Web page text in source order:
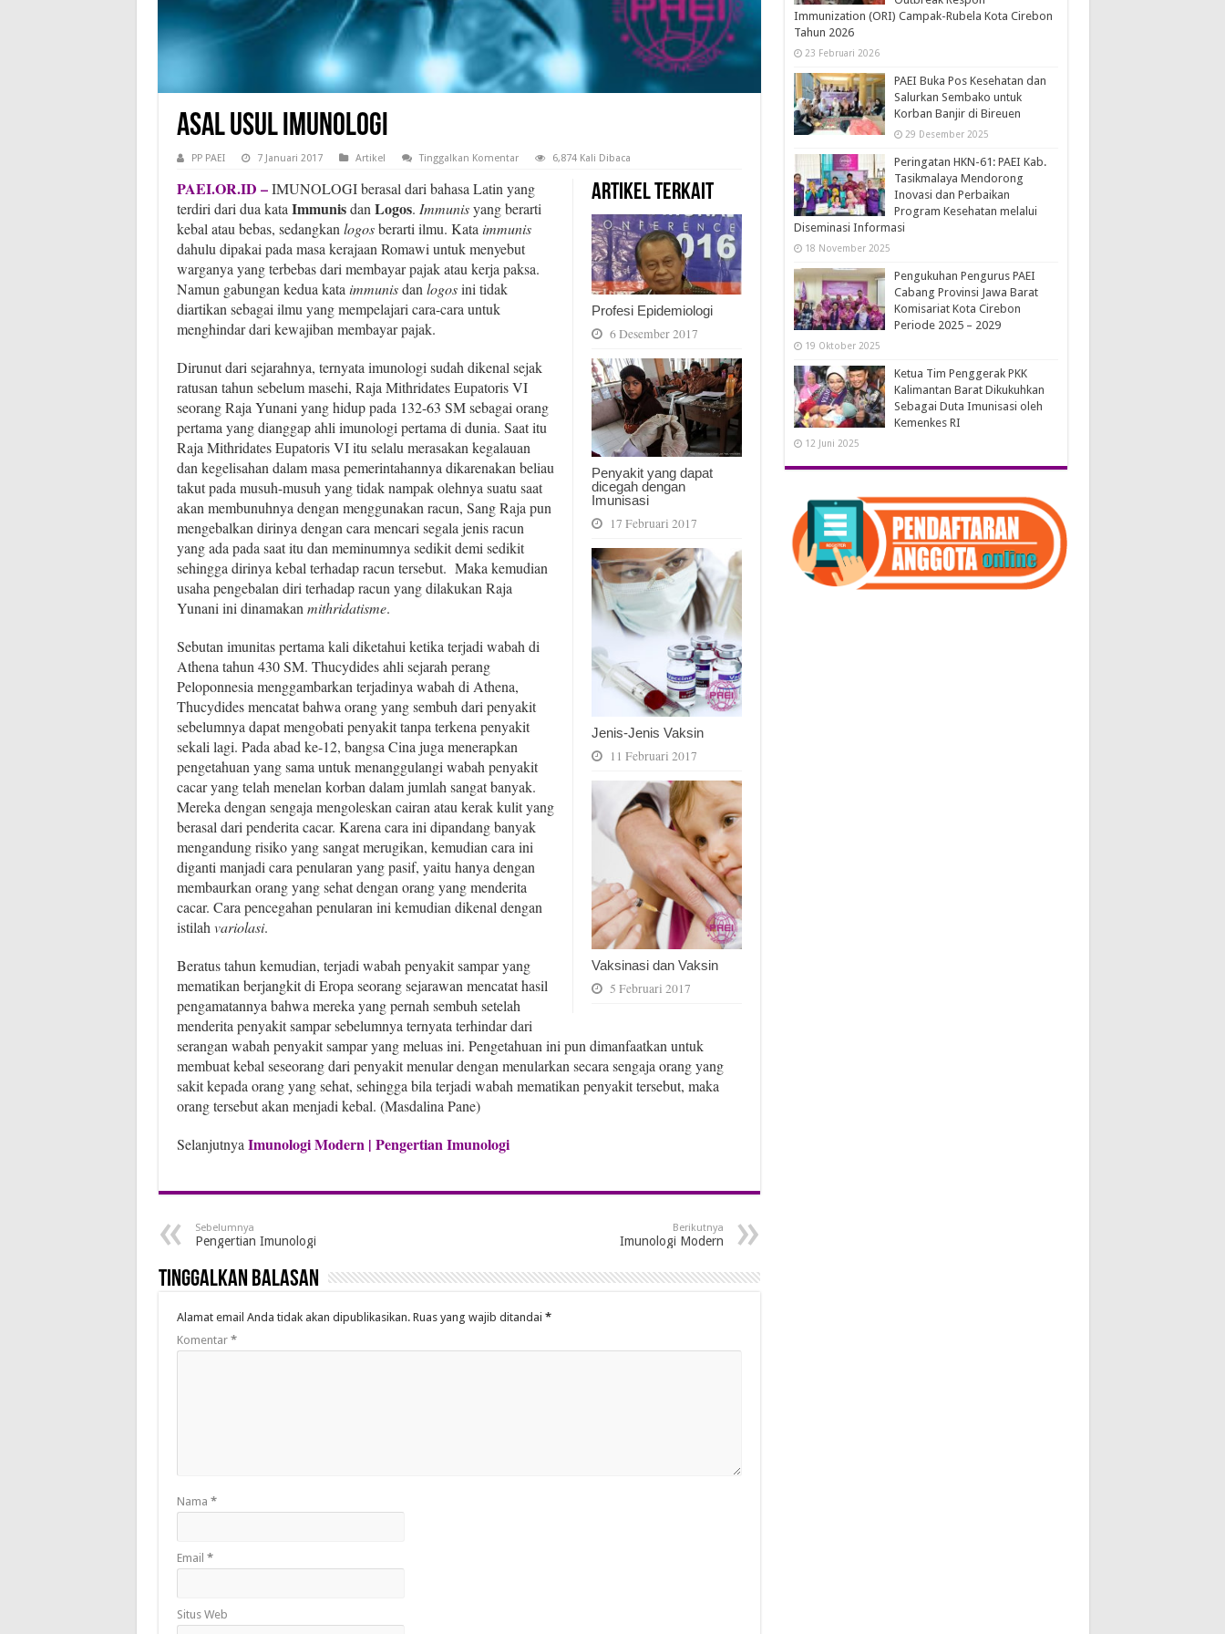
Asal Usul Imunologi
PP PAEI 7 Januari 2017 Artikel Tinggalkan Komentar 6,874 Kali Dibaca
Artikel Terkait
Profesi Epidemiologi
6 Desember 2017
Penyakit yang dapat
dicegah dengan
Imunisasi
17 Februari 2017
Jenis-Jenis Vaksin
11 Februari 2017
Vaksinasi dan Vaksin
5 Februari 2017
PAEI.OR.ID – IMUNOLOGI berasal dari bahasa Latin yang
terdiri dari dua kataImmunisdanLogos. Immunisyang berarti
kebal atau bebas, sedangkanlogosberarti ilmu. Kataimmunis
dahulu dipakai pada masa kerajaan Romawi untuk menyebut
warganya yang terbebas dari membayar pajak atau kerja paksa.
Namun gabungan kedua kataimmunisdanlogosini tidak
diartikan sebagai ilmu yang mempelajari cara-cara untuk
menghindar dari kewajiban membayar pajak.
Dirunut dari sejarahnya, ternyata imunologi sudah dikenal sejak
ratusan tahun sebelum masehi, Raja Mithridates Eupatoris VI
seorang Raja Yunani yang hidup pada 132-63 SM sebagai orang
pertama yang dianggap ahli imunologi pertama di dunia. Saat itu
Raja Mithridates Eupatoris VI itu selalu merasakan kegalauan
dan kegelisahan dalam masa pemerintahannya dikarenakan beliau
takut pada musuh-musuh yang tidak nampak olehnya suatu saat
akan membunuhnya dengan menggunakan racun, Sang Raja pun
mengebalkan dirinya dengan cara mencari segala jenis racun
yang ada pada saat itu dan meminumnya sedikit demi sedikit
sehingga dirinya kebal terhadap racun tersebut. Maka kemudian
usaha pengebalan diri terhadap racun yang dilakukan Raja
Yunani ini dinamakanmithridatisme.
Sebutan imunitas pertama kali diketahui ketika terjadi wabah di
Athena tahun 430 SM. Thucydides ahli sejarah perang
Peloponnesia menggambarkan terjadinya wabah di Athena,
Thucydides mencatat bahwa orang yang sembuh dari penyakit
sebelumnya dapat mengobati penyakit tanpa terkena penyakit
sekali lagi. Pada abad ke-12, bangsa Cina juga menerapkan
pengetahuan yang sama untuk menanggulangi wabah penyakit
cacar yang telah menelan korban dalam jumlah sangat banyak.
Mereka dengan sengaja mengoleskan cairan atau kerak kulit yang
berasal dari penderita cacar. Karena cara ini dipandang banyak
mengandung risiko yang sangat merugikan, kemudian cara ini
diganti manjadi cara penularan yang pasif, yaitu hanya dengan
membaurkan orang yang sehat dengan orang yang menderita
cacar. Cara pencegahan penularan ini kemudian dikenal dengan
istilahvariolasi.
Beratus tahun kemudian, terjadi wabah penyakit sampar yang
mematikan berjangkit di Eropa seorang sejarawan mencatat hasil
pengamatannya bahwa mereka yang pernah sembuh setelah
menderita penyakit sampar sebelumnya ternyata terhindar dari
serangan wabah penyakit sampar yang meluas ini. Pengetahuan ini pun dimanfaatkan untuk
membuat kebal seseorang dari penyakit menular dengan menularkan secara sengaja orang yang
sakit kepada orang yang sehat, sehingga bila terjadi wabah mematikan penyakit tersebut, maka
orang tersebut akan menjadi kebal. (Masdalina Pane)
SelanjutnyaImunologi Modern| Pengertian Imunologi
Sebelumnya
Pengertian Imunologi
Berikutnya
Imunologi Modern
Tinggalkan Balasan
Alamat email Anda tidak akan dipublikasikan. Ruas yang wajib ditandai *
Komentar *
Nama *
Email *
Situs Web
Immunization (ORI) Campak-Rubela Kota Cirebon
Tahun 2026
23 Februari 2026
PAEI Buka Pos Kesehatan dan
Salurkan Sembako untuk
Korban Banjir di Bireuen
29 Desember 2025
Peringatan HKN-61: PAEI Kab.
Tasikmalaya Mendorong
Inovasi dan Perbaikan
Program Kesehatan melalui
Diseminasi Informasi
18 November 2025
Pengukuhan Pengurus PAEI
Cabang Provinsi Jawa Barat
Komisariat Kota Cirebon
Periode 2025 – 2029
19 Oktober 2025
Ketua Tim Penggerak PKK
Kalimantan Barat Dikukuhkan
Sebagai Duta Imunisasi oleh
Kemenkes RI
12 Juni 2025